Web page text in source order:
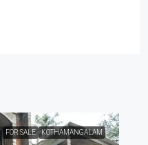
FOR SALE KOTHAMANGALAM